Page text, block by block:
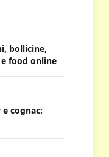
bollicine,
food online
cognac: